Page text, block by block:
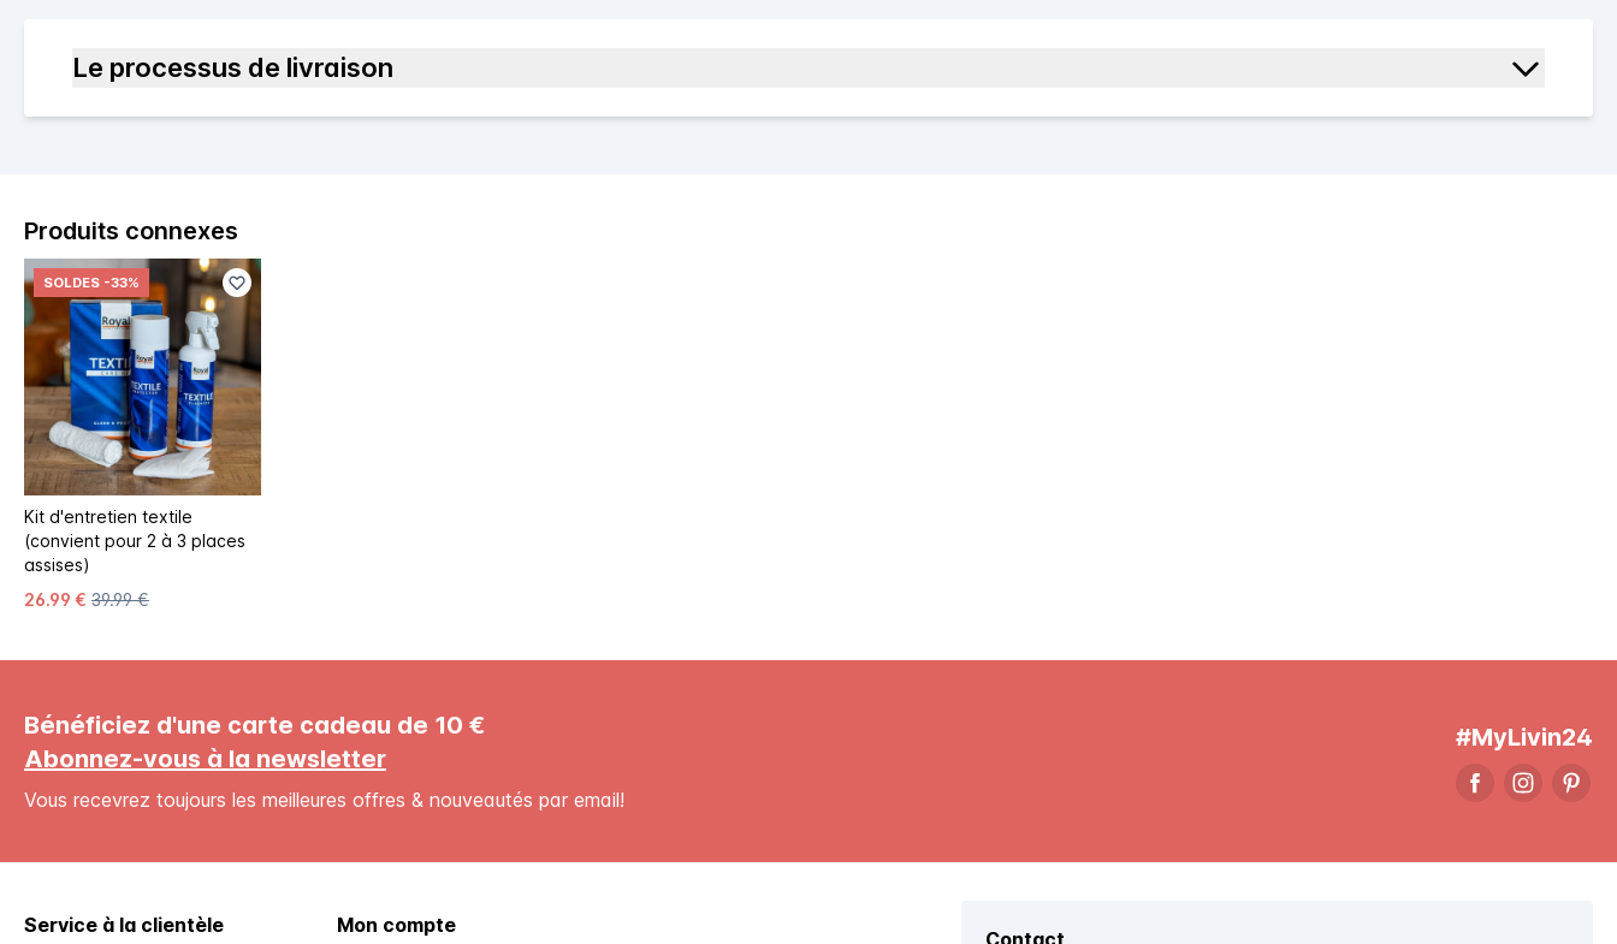
Le processus de livraison
Produits connexes
SOLDES -33%
Kit d'entretien textile
(convient pour 2 à 3 places
assises)
26.99 € 39.99 €
Bénéficiez d'une carte cadeau de 10 €
Abonnez-vous à la newsletter
Vous recevrez toujours les meilleures offres & nouveautés par email!
#MyLivin24
Service à la clientèle Mon compte